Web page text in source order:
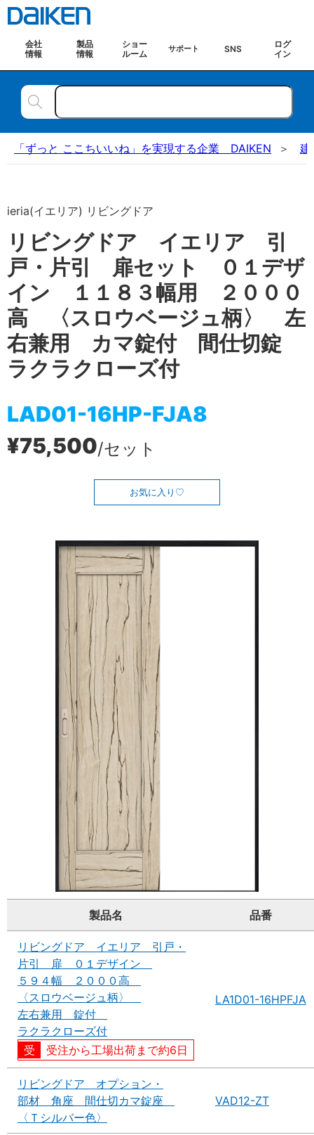
会社
情報
製品
情報
ショー
ルーム
サポート SNS
ログ
イン
「ずっと ここちいいね」を実現する企業 DAIKEN 建
ieria(イエリア) リビングドア
リビングドア イエリア 引
戸・片引 扉セット ０１デザ
イン １１８３幅用 ２０００
高 〈スロウベージュ柄〉 左
右兼用 カマ錠付 間仕切錠
ラクラクローズ付
LAD01-16HP-FJA8
¥75,500/セット
お気に入り
製品名 品番
リビングドア イエリア 引戸・
片引 扉 ０１デザイン
５９４幅 ２０００高
〈スロウベージュ柄〉
左右兼用 錠付
ラクラクローズ付
受注から工場出荷まで約6日
LA1D01-16HPFJA
リビングドア オプション・
部材 角座 間仕切カマ錠座
〈Ｔシルバー色〉
VAD12-ZT